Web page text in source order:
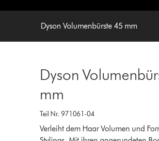
Dyson Volumenbürste 45 mm
Dyson
mm
Teil Nr. 971061-04
Verleiht dem Haar Volumen und